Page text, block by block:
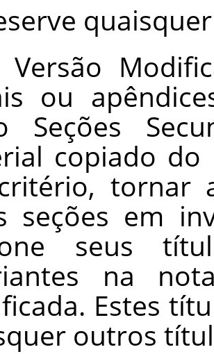
Versão
ou
Seções
copiado do
tornar
seções em
seus
na
Estes
outros